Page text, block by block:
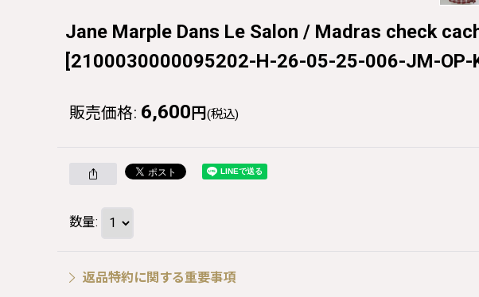
Jane Marple Dans Le Salon / Madras check
[2100030000095202-H-26-05-25-006-JM-OP-
販売価格: 6,600 円 (税込)
数量:
返品特約に関する重要事項